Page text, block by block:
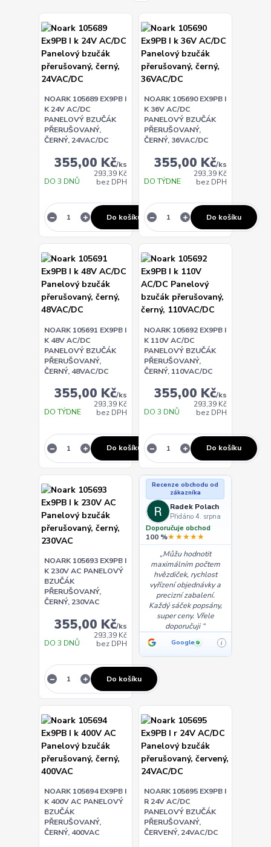
NOARK 105689 EX9PB I
K 24V AC/DC
PANELOVÝ BZUČÁK
PŘERUŠOVANÝ,
ČERNÝ, 24VAC/DC
355,00 Kč/ks
293,39 Kč
bez DPH
DO 3 DNŮ
Do košíku
NOARK 105690 EX9PB I
K 36V AC/DC
PANELOVÝ BZUČÁK
PŘERUŠOVANÝ,
ČERNÝ, 36VAC/DC
355,00 Kč/ks
293,39 Kč
bez DPH
DO TÝDNE
Do košíku
NOARK 105691 EX9PB I
K 48V AC/DC
PANELOVÝ BZUČÁK
PŘERUŠOVANÝ,
ČERNÝ, 48VAC/DC
355,00 Kč/ks
293,39 Kč
bez DPH
DO TÝDNE
Do košíku
NOARK 105692 EX9PB I
K 110V AC/DC
PANELOVÝ BZUČÁK
PŘERUŠOVANÝ,
ČERNÝ, 110VAC/DC
355,00 Kč/ks
293,39 Kč
bez DPH
DO 3 DNŮ
Do košíku
NOARK 105693 EX9PB I
K 230V AC PANELOVÝ
BZUČÁK
PŘERUŠOVANÝ,
ČERNÝ, 230VAC
355,00 Kč/ks
293,39 Kč
bez DPH
DO 3 DNŮ
Do košíku
Recenze obchodu od
zákazníka
Radek Polach
Přidáno 4. srpna
Doporučuje obchod
100 %★★★★★
Můžu hodnotit
maximálním počtem
hvězdiček, rychlost
vyřízení objednávky a
precizní zabalení.
Každý sáček popsány,
super ceny. Vřele
doporučuji
Google ✓ i
NOARK 105694 EX9PB I
K 400V AC PANELOVÝ
BZUČÁK
PŘERUŠOVANÝ,
ČERNÝ, 400VAC
NOARK 105695 EX9PB I
R 24V AC/DC
PANELOVÝ BZUČÁK
PŘERUŠOVANÝ,
ČERVENÝ, 24VAC/DC